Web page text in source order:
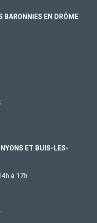
EN DRÔME
ET BUIS-LES-
à 17h